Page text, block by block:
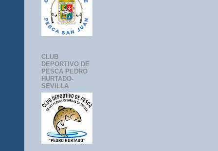
CLUB
DEPORTIVO DE
PESCA PEDRO
HURTADO-
SEVILLA